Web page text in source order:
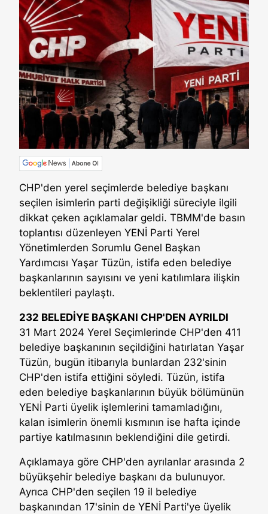
CHP'den yerel seçimlerde belediye başkanı
seçilen isimlerin parti değişikliği süreciyle ilgili
dikkat çeken açıklamalar geldi. TBMM'de basın
toplantısı düzenleyen YENİ Parti Yerel
Yönetimlerden Sorumlu Genel Başkan
Yardımcısı Yaşar Tüzün, istifa eden belediye
başkanlarının sayısını ve yeni katılımlara ilişkin
beklentileri paylaştı.
232 BELEDİYE BAŞKANI CHP'DEN AYRILDI
31 Mart 2024 Yerel Seçimlerinde CHP'den 411
belediye başkanının seçildiğini hatırlatan Yaşar
Tüzün, bugün itibarıyla bunlardan 232'sinin
CHP'den istifa ettiğini söyledi. Tüzün, istifa
eden belediye başkanlarının büyük bölümünün
YENİ Parti üyelik işlemlerini tamamladığını,
kalan isimlerin önemli kısmının ise hafta içinde
partiye katılmasının beklendiğini dile getirdi.
Açıklamaya göre CHP'den ayrılanlar arasında 2
büyükşehir belediye başkanı da bulunuyor.
Ayrıca CHP'den seçilen 19 il belediye
başkanından 17'sinin de YENİ Parti'ye üyelik